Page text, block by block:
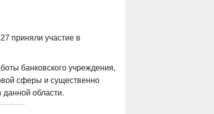
приняли участие в
банковского учреждения,
сферы и существенно
области.